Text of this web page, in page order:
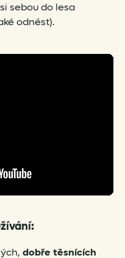
sebou do lesa
odnést).
dobře těsnících